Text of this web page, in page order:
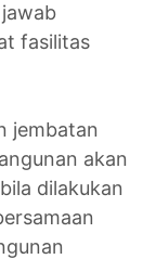
fasilitas
jembatan
akan
dilakukan